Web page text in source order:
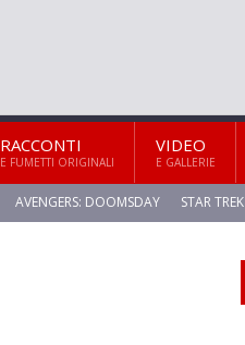
RACCONTI
E FUMETTI ORIGINALI
VIDEO
E GALLERIE
AVENGERS: DOOMSDAY STAR TREK